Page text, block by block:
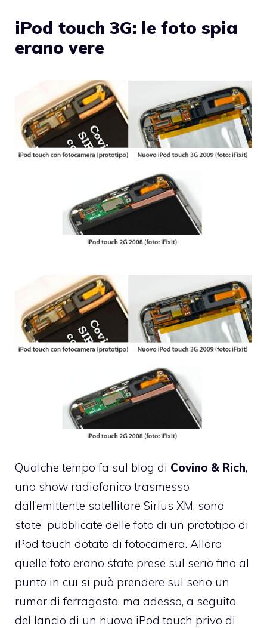
iPod touch 3G: le foto spia
erano vere
Qualche tempo fa sul blog di Covino & Rich,
uno show radiofonico trasmesso
dall’emittente satellitare Sirius XM, sono
state pubblicate delle foto di un prototipo di
iPod touch dotato di fotocamera. Allora
quelle foto erano state prese sul serio fino al
punto in cui si può prendere sul serio un
rumor di ferragosto, ma adesso, a seguito
del lancio di un nuovo iPod touch privo di